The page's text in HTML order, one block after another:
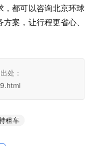
，都可以咨询北京环球
案，让行程更省心、
处：
租车